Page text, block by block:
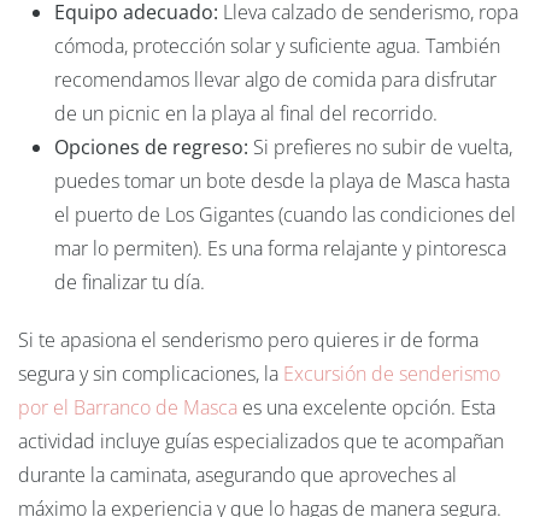
Equipo adecuado: Lleva calzado de senderismo, ropa
cómoda, protección solar y suficiente agua. También
recomendamos llevar algo de comida para disfrutar
de un picnic en la playa al final del recorrido.
Opciones de regreso: Si prefieres no subir de vuelta,
puedes tomar un bote desde la playa de Masca hasta
el puerto de Los Gigantes (cuando las condiciones del
mar lo permiten). Es una forma relajante y pintoresca
de finalizar tu día.
Si te apasiona el senderismo pero quieres ir de forma
segura y sin complicaciones, la Excursión de senderismo
por el Barranco de Masca es una excelente opción. Esta
actividad incluye guías especializados que te acompañan
durante la caminata, asegurando que aproveches al
máximo la experiencia y que lo hagas de manera segura.